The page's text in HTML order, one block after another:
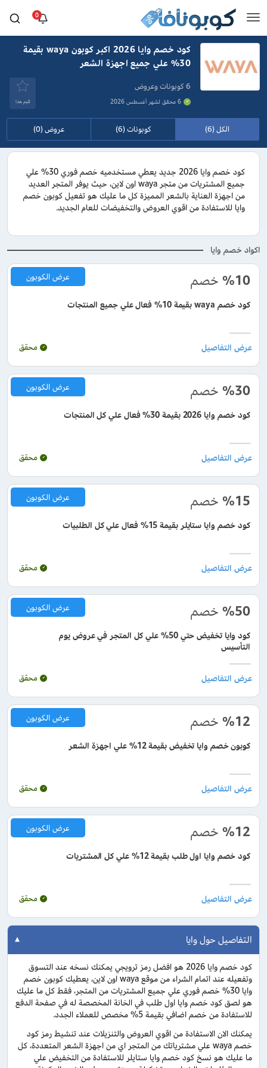
0
كود خصم وايا 2026 اكبر كوبون waya بقيمة
30% علي جميع اجهزة الشعر
6 كوبونات وعروض
6 محقق لشهر أغسطس 2026 قيَم هذا
الكل (6) كوبونات (6) عروض (0)
كود خصم وايا 2026 جديد يعطي مستخدميه خصم فوري 30% علي
جميع المشتريات من متجر waya اون لاين، حيث يوفر المتجر العديد
من اجهزة العناية بالشعر المميزة كل ما عليك هو تفعيل كوبون خصم
وايا للاستفادة من اقوي العروض والتخفيضات للعام الجديد.
اكواد خصم وايا
%10 خصم
كود خصم waya بقيمة 10% فعال علي جميع المنتجات
عرض الكوبون
محقق
%30 خصم
كود خصم وايا 2026 بقيمة 30% فعال علي كل المنتجات
عرض الكوبون
محقق
%15 خصم
كود خصم وايا ستايلر بقيمة 15% فعال علي كل الطلبيات
عرض الكوبون
محقق
%50 خصم
كود وايا تخفيض حتي 50% علي كل المتجر في عروض يوم
التأسيس
عرض الكوبون
محقق
%12 خصم
كوبون خصم وايا تخفيض بقيمة 12% علي اجهزة الشعر
عرض الكوبون
محقق
%12 خصم
كود خصم وايا اول طلب بقيمة 12% علي كل المشتريات
عرض الكوبون
محقق
التفاصيل حول وايا
كود خصم وايا 2026 هو افضل رمز ترويجي يمكنك نسخه عند التسوق
وتفعيله عند اتمام الشراء من موقع waya اون لاين، يعطيك كوبون خصم
وايا 30% خصم فوري علي جميع المشتريات من المتجر، فقط كل ما عليك
هو لصق كود خصم وايا اول طلب في الخانة المخصصة له في صفحة الدفع
للاستفادة من خصم اضافي بقيمة 5% مخصص للعملاء الجدد.
يمكنك الان الاستفادة من اقوي العروض والتنزيلات عند تنشيط رمز كود
خصم waya علي مشترياتك من المتجر اي من اجهزة الشعر المتعددة، كل
ما عليك هو نسخ كود خصم وايا ستايلر للاستفادة من التخفيض علي